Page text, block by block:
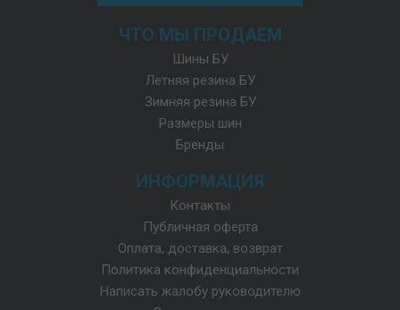
ЧТО МЫ ПРОДАЕМ
Шины БУ
Летняя резина БУ
Зимняя резина БУ
Размеры шин
Бренды
ИНФОРМАЦИЯ
Контакты
Публичная оферта
Оплата, доставка, возврат
Политика конфиденциальности
Написать жалобу руководителю